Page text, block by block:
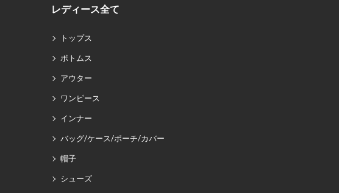
レディース全て
トップス
ボトムス
アウター
ワンピース
インナー
バッグ/ケース/ポーチ/カバー
帽子
シューズ